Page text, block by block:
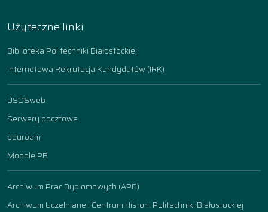
Użyteczne linki
Biblioteka Politechniki Białostockiej
Internetowa Rekrutacja Kandydatów (IRK)
USOSweb
Serwery pocztowe
eduroam
Moodle PB
Archiwum Prac Dyplomowych (APD)
Archiwum Uczelniane i Centrum Historii Politechniki Białostockiej